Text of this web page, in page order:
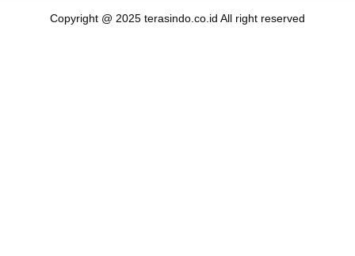
Copyright @ 2025 terasindo.co.id All right reserved